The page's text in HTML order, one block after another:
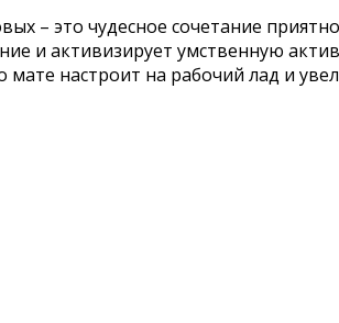
– это чудесное сочетание
и активизирует умственную
настроит на рабочий лад и